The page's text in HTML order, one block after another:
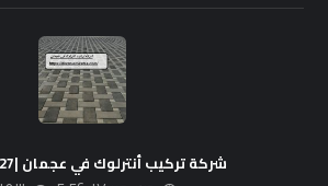
شركة تركيب أنترلوك في عجمان |0521606327